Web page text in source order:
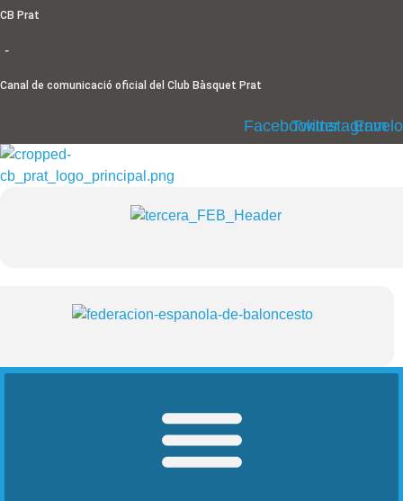
Ir
contenido
CB Prat
-
Canal de comunicació oficial del Club Bàsquet Prat
FacebookTwitterInstagram